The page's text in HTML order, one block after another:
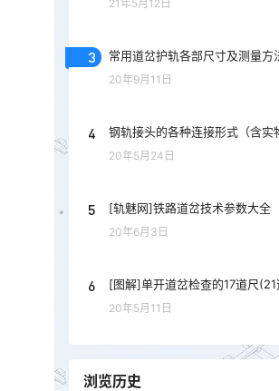
21年5月12日
3 常用道岔护轨各部尺寸及测量方
20年9月11日
4 钢轨接头的各种连接形式（含实
20年5月24日
5 [轨魅网]铁路道岔技术参数大全
20年6月3日
6 [图解]单开道岔检查的17道尺(21
20年5月11日
浏览历史